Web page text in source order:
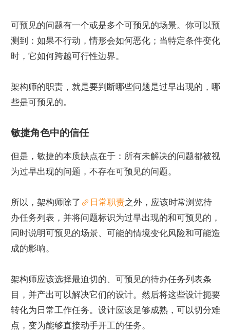
可预见的问题有一个或是多个可预见的场景。你可以预
测到：如果不行动，情形会如何恶化；当特定条件变化
时，它如何跨越可行性边界。
架构师的职责，就是要判断哪些问题是过早出现的，哪
些是可预见的。
敏捷角色中的信任
但是，敏捷的本质缺点在于：所有未解决的问题都被视
为过早出现的问题，不存在可预见的问题。
所以，架构师除了 日常职责之外，应该时常浏览待
办任务列表，并将问题标识为过早出现的和可预见的，
同时说明可预见的场景、可能的情境变化风险和可能造
成的影响。
架构师应该选择最迫切的、可预见的待办任务列表条
目，并产出可以解决它们的设计。然后将这些设计扼要
转化为日常工作任务。设计应该足够成熟，可以切分难
点，变为能够直接动手开工的任务。